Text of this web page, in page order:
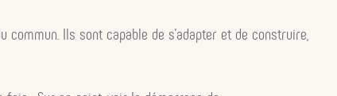
Ils sont capable de s’adapter et de construire,